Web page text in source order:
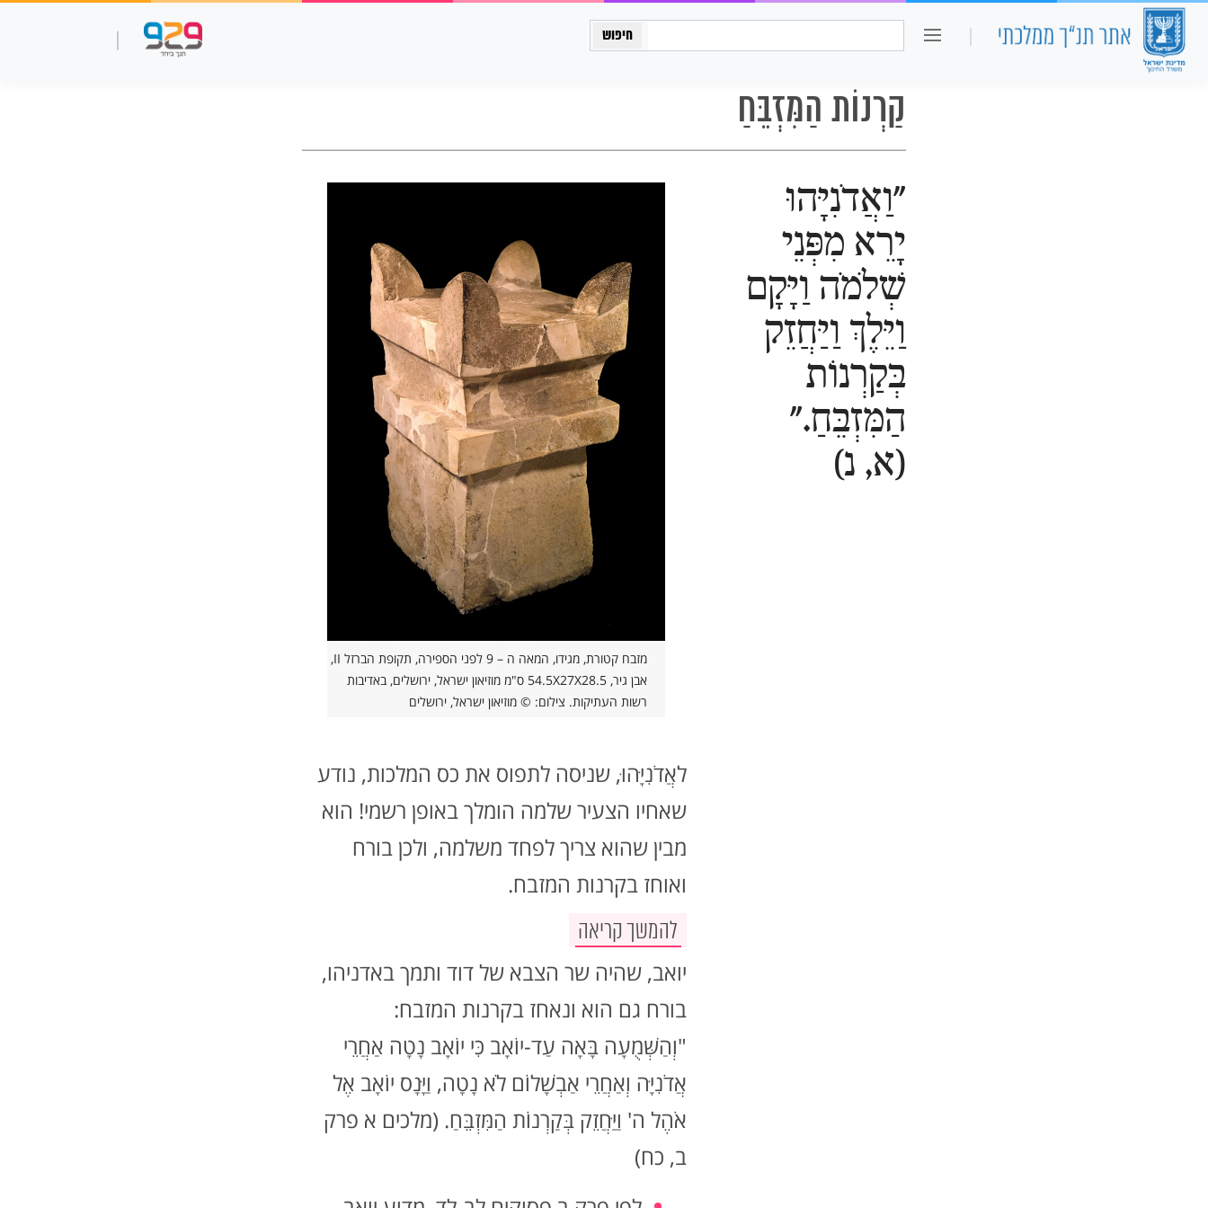
חיפוש:
כיתה ו כיתה יב
קַרְנוֹת הַמִּזְבֵּחַ
"וַאֲדֹנִיָּהוּ
יָרֵא מִפְּנֵי
שְׁלֹמֹה וַיָּקָם
וַיֵּלֶךְ וַיַּחֲזֵק
בְּקַרְנוֹת
הַמִּזְבֵּחַ."
(א, נ)
מזבח קטורת, מגידו, המאה ה – 9 לפני הספירה, תקופת הברזל II,
אבן גיר, 54.5X27X28.5 ס"מ מוזיאון ישראל, ירושלים, באדיבות
רשות העתיקות. צילום: © מוזיאון ישראל, ירושלים
לאֲדֹנִיָּהוּ, שניסה לתפוס את כס המלכות, נודע
שאחיו הצעיר שלמה הומלך באופן רשמי! הוא
מבין שהוא צריך לפחד משלמה, ולכן בורח
ואוחז בקרנות המזבח.
להמשך קריאה
יואב, שהיה שר הצבא של דוד ותמך באדניהו,
בורח גם הוא ונאחז בקרנות המזבח:
"וְהַשְּׁמֻעָה בָּאָה עַד-יוֹאָב כִּי יוֹאָב נָטָה אַחֲרֵי
אֲדֹנִיָּה וְאַחֲרֵי אַבְשָׁלוֹם לֹא נָטָה, וַיָּנָס יוֹאָב אֶל
אֹהֶל ה' וַיַּחֲזֵק בְּקַרְנוֹת הַמִּזְבֵּחַ. (מלכים א פרק
ב, כח)